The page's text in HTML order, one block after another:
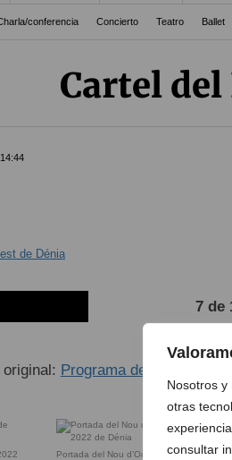
Nosotros y
otras
consultar
conferencia Concierto Teatro Ballet
Cartel
7 de
Programa del 9
Portada del Nou d’Octubre de 2022